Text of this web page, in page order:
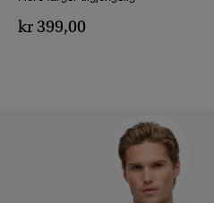
kr 399,00